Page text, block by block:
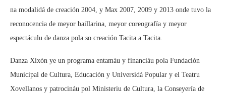
na modalidá de creación 2004, y Max 2007, 2009 y 2013 onde tuvo la
reconocencia de meyor baillarina, meyor coreografía y meyor
espectáculu de danza pola so creación Tacita a Tacita.
Danza Xixón ye un programa entamáu y financiáu pola Fundación
Municipal de Cultura, Educación y Universidá Popular y el Teatru
Xovellanos y patrocináu pol Ministeriu de Cultura, la Conseyería de